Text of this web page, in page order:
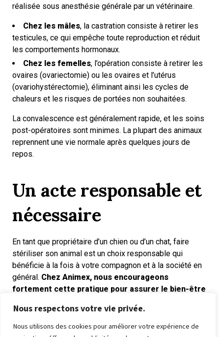
Nous respectons votre vie privée.
Nous utilisons des cookies pour améliorer votre expérience de
réalisée sous anesthésie générale par un vétérinaire.
Chez les mâles, la castration consiste à retirer les
testicules, ce qui empêche toute reproduction et réduit
les comportements hormonaux.
Chez les femelles, l’opération consiste à retirer les
ovaires (ovariectomie) ou les ovaires et l’utérus
(ovariohystérectomie), éliminant ainsi les cycles de
chaleurs et les risques de portées non souhaitées.
La convalescence est généralement rapide, et les soins
post-opératoires sont minimes. La plupart des animaux
reprennent une vie normale après quelques jours de
repos.
Un acte responsable et
nécessaire
En tant que propriétaire d’un chien ou d’un chat, faire
stériliser son animal est un choix responsable qui
bénéficie à la fois à votre compagnon et à la société en
général. Chez Animex, nous encourageons
fortement cette pratique pour assurer le bien-être
environnement urbain.
Si vous souhaitez obtenir plus d’informations, n’hésitez